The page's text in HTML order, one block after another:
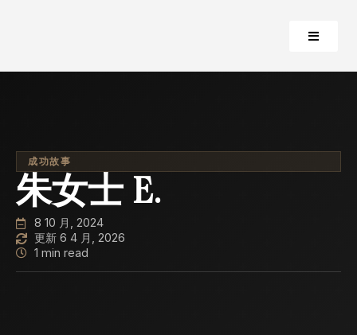
成功故事
朱女士 E.
8 10 月, 2024
更新 6 4 月, 2026
1 min read